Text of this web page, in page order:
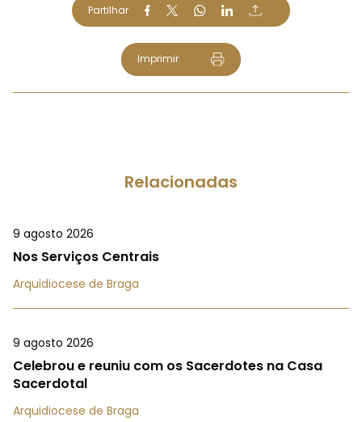
Partilhar
Imprimir
Relacionadas
9 agosto 2026
Nos Serviços Centrais
Arquidiocese de Braga
9 agosto 2026
Celebrou e reuniu com os Sacerdotes na Casa
Sacerdotal
Arquidiocese de Braga